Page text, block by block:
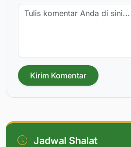
Kirim Komentar
Jadwal Shalat